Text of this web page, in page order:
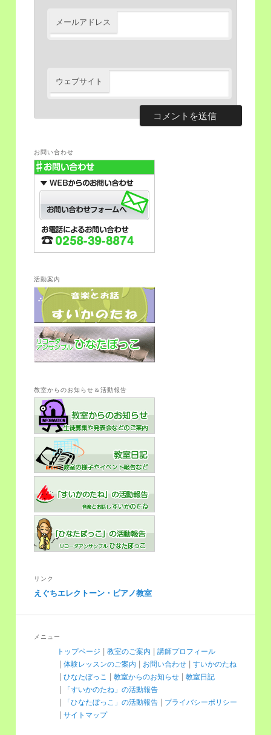
メールアドレス
ウェブサイト
お問い合わせ
活動案内
教室からのお知らせ＆活動報告
リンク
えぐちエレクトーン・ピアノ教室
メニュー
トップページ 教室のご案内
講師プロフィール
体験レッスンのご案内
お問い合わせ
すいかのたね
ひなたぼっこ
教室からのお知らせ
教室日記
「すいかのたね」の活動報告
「ひなたぼっこ」の活動報告
プライバシーポリシー
サイトマップ